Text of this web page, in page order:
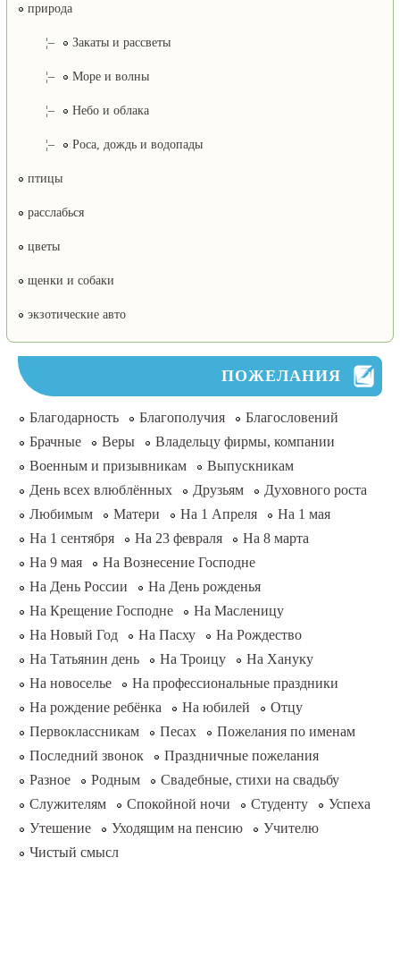
природа
¦– Закаты и рассветы
¦– Море и волны
¦– Небо и облака
¦– Роса, дождь и водопады
птицы
расслабься
цветы
щенки и собаки
экзотические авто
ПОЖЕЛАНИЯ
Благодарность Благополучия
Благословений
Брачные
Веры
Владельцу фирмы, компании
Военным и призывникам
Выпускникам
День всех влюблённых
Друзьям
Духовного роста
Любимым
Матери На 1 Апреля
На 1 мая
На 1 сентября
На 23 февраля
На 8 марта
На 9 мая
На Вознесение Господне
На День России
На День рожденья
На Крещение Господне
На Масленицу
На Новый Год
На Пасху
На Рождество
На Татьянин день
На Троицу
На Хануку
На новоселье
На профессиональные праздники
На рождение ребёнка
На юбилей
Отцу
Первоклассникам
Песах
Пожелания по именам
Последний звонок
Праздничные пожелания
Разное
Родным
Свадебные, стихи на свадьбу
Служителям
Спокойной ночи Студенту
Успеха
Утешение
Уходящим на пенсию
Учителю
Чистый смысл